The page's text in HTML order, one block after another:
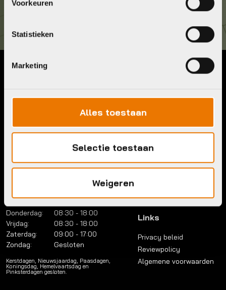
Voorkeuren
Statistieken
Marketing
Alles toestaan
Selectie toestaan
Weigeren
Telefoon:
036 5304422
info@bykestore.nl
Brouwerstraat 8B
1315 BP Almere
Openingstijden
Donderdag:
08:30 - 18:00
Vrijdag:
08:30 - 18:00
Zaterdag:
09:00 - 17:00
Zondag:
Gesloten
Kerstdagen, Nieuwsjaardag, Paasdagen,
Koningsdag, Hemelvaartsdag en
Pinksterdagen gesloten.
Account
Lease a bike
Over ons
Werkplaats
FAQ
Links
Privacy beleid
Reviewpolicy
Algemene voorwaarden